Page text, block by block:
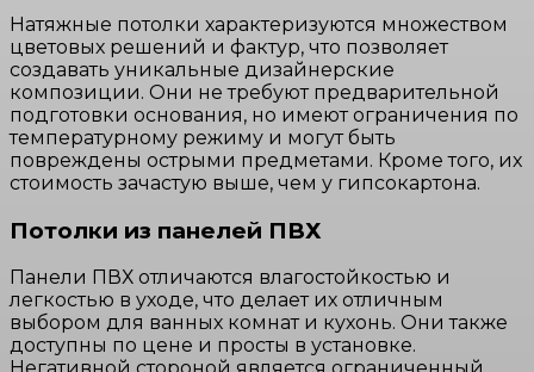
Натяжные потолки характеризуются множеством
цветовых решений и фактур, что позволяет
создавать уникальные дизайнерские
композиции. Они не требуют предварительной
подготовки основания, но имеют ограничения по
температурному режиму и могут быть
повреждены острыми предметами. Кроме того, их
стоимость зачастую выше, чем у гипсокартона.
Потолки из панелей ПВХ
Панели ПВХ отличаются влагостойкостью и
легкостью в уходе, что делает их отличным
выбором для ванных комнат и кухонь. Они также
доступны по цене и просты в установке.